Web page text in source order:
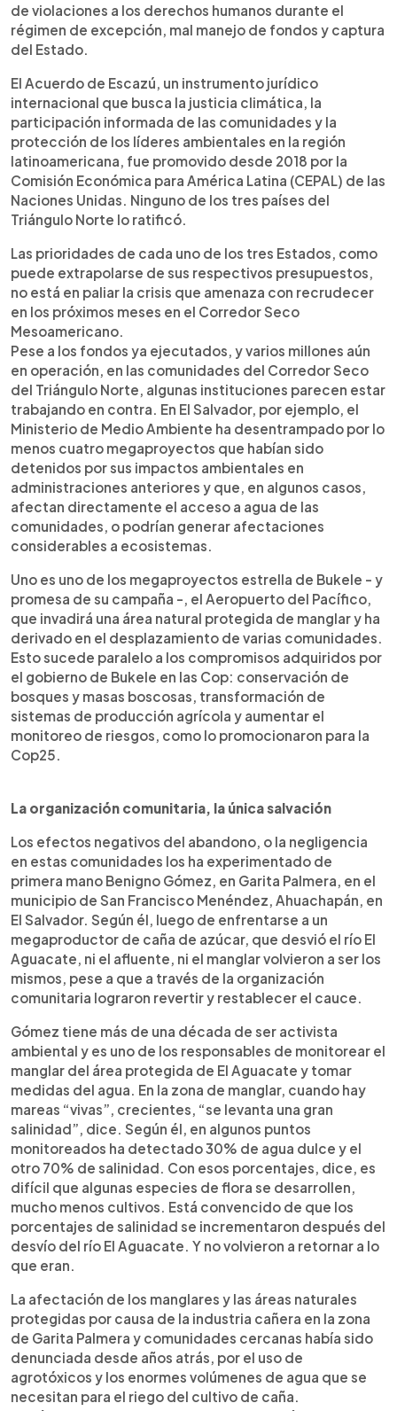
de violaciones a los derechos humanos durante el
régimen de excepción, mal manejo de fondos y captura
del Estado.
El Acuerdo de Escazú, un instrumento jurídico
internacional que busca la justicia climática, la
participación informada de las comunidades y la
protección de los líderes ambientales en la región
latinoamericana, fue promovido desde 2018 por la
Comisión Económica para América Latina (CEPAL) de las
Naciones Unidas. Ninguno de los tres países del
Triángulo Norte lo ratificó.
Las prioridades de cada uno de los tres Estados, como
puede extrapolarse de sus respectivos presupuestos,
no está en paliar la crisis que amenaza con recrudecer
en los próximos meses en el Corredor Seco
Mesoamericano.
Pese a los fondos ya ejecutados, y varios millones aún
en operación, en las comunidades del Corredor Seco
del Triángulo Norte, algunas instituciones parecen estar
trabajando en contra. En El Salvador, por ejemplo, el
Ministerio de Medio Ambiente ha desentrampado por lo
menos cuatro megaproyectos que habían sido
detenidos por sus impactos ambientales en
administraciones anteriores y que, en algunos casos,
afectan directamente el acceso a agua de las
comunidades, o podrían generar afectaciones
considerables a ecosistemas.
Uno es uno de los megaproyectos estrella de Bukele - y
promesa de su campaña -, el Aeropuerto del Pacífico,
que invadirá una área natural protegida de manglar y ha
derivado en el desplazamiento de varias comunidades.
Esto sucede paralelo a los compromisos adquiridos por
el gobierno de Bukele en las Cop: conservación de
bosques y masas boscosas, transformación de
sistemas de producción agrícola y aumentar el
monitoreo de riesgos, como lo promocionaron para la
Cop25.
La organización comunitaria, la única salvación
Los efectos negativos del abandono, o la negligencia
en estas comunidades los ha experimentado de
primera mano Benigno Gómez, en Garita Palmera, en el
municipio de San Francisco Menéndez, Ahuachapán, en
El Salvador. Según él, luego de enfrentarse a un
megaproductor de caña de azúcar, que desvió el río El
Aguacate, ni el afluente, ni el manglar volvieron a ser los
mismos, pese a que a través de la organización
comunitaria lograron revertir y restablecer el cauce.
Gómez tiene más de una década de ser activista
ambiental y es uno de los responsables de monitorear el
manglar del área protegida de El Aguacate y tomar
medidas del agua. En la zona de manglar, cuando hay
mareas “vivas”, crecientes, “se levanta una gran
salinidad”, dice. Según él, en algunos puntos
monitoreados ha detectado 30% de agua dulce y el
otro 70% de salinidad. Con esos porcentajes, dice, es
difícil que algunas especies de flora se desarrollen,
mucho menos cultivos. Está convencido de que los
porcentajes de salinidad se incrementaron después del
desvío del río El Aguacate. Y no volvieron a retornar a lo
que eran.
La afectación de los manglares y las áreas naturales
protegidas por causa de la industria cañera en la zona
de Garita Palmera y comunidades cercanas había sido
denunciada desde años atrás, por el uso de
agrotóxicos y los enormes volúmenes de agua que se
necesitan para el riego del cultivo de caña.